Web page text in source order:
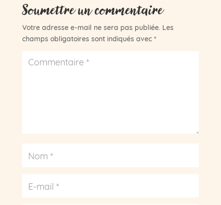
Soumettre un commentaire
Votre adresse e-mail ne sera pas publiée. Les
champs obligatoires sont indiqués avec *